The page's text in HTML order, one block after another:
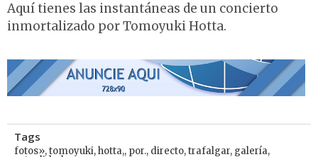
Aquí tienes las instantáneas de un concierto
inmortalizado por Tomoyuki Hotta.
Tags
fotos»,tomoyuki,hotta,, por., directo,trafalgar, galería,